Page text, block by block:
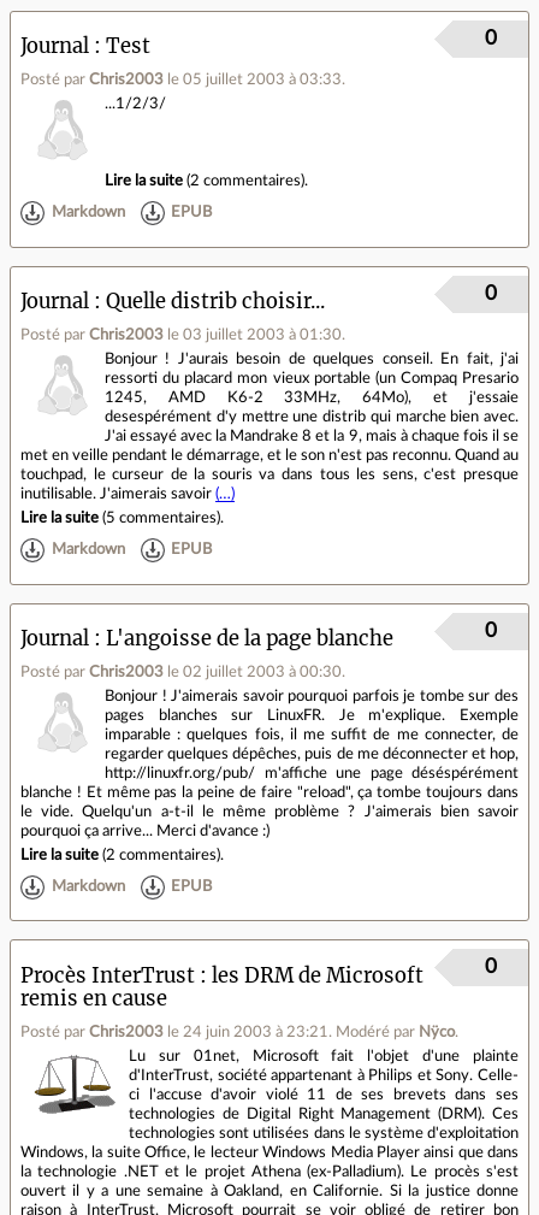
Journal Test
Posté par Chris2003 le 05 juillet 2003 à 03:33.
0
...1/2/3/
Lire la suite (2 commentaires).
Markdown EPUB
Journal Quelle distrib choisir...
Posté par Chris2003 le 03 juillet 2003 à 01:30.
0
Bonjour ! J'aurais besoin de quelques conseil. En fait, j'ai
ressorti du placard mon vieux portable (un Compaq Presario
1245, AMD K6-2 33MHz, 64Mo), et j'essaie
desespérément d'y mettre une distrib qui marche bien avec.
J'ai essayé avec la Mandrake 8 et la 9, mais à chaque fois il se
met en veille pendant le démarrage, et le son n'est pas reconnu. Quand au
touchpad, le curseur de la souris va dans tous les sens, c'est presque
inutilisable. J'aimerais savoir (…)
Lire la suite (5 commentaires).
Markdown EPUB
Journal L'angoisse de la page blanche
Posté par Chris2003 le 02 juillet 2003 à 00:30.
0
Bonjour ! J'aimerais savoir pourquoi parfois je tombe sur des
pages blanches sur LinuxFR. Je m'explique. Exemple
imparable : quelques fois, il me suffit de me connecter, de
regarder quelques dépêches, puis de me déconnecter et hop,
http://linuxfr.org/pub/ m'affiche une page déséspérément
blanche ! Et même pas la peine de faire "reload", ça tombe toujours dans
le vide. Quelqu'un a-t-il le même problème ? J'aimerais bien savoir
pourquoi ça arrive... Merci d'avance :)
Lire la suite (2 commentaires).
Markdown EPUB
Procès InterTrust : les DRM de Microsoft
remis en cause
Posté par Chris2003 le 24 juin 2003 à 23:21 . Modéré par Nÿco.
0
Lu sur 01net, Microsoft fait l'objet d'une plainte
d'InterTrust, société appartenant à Philips et Sony. Celle-
ci l'accuse d'avoir violé 11 de ses brevets dans ses
technologies de Digital Right Management (DRM). Ces
technologies sont utilisées dans le système d'exploitation
Windows, la suite Office, le lecteur Windows Media Player ainsi que dans
la technologie .NET et le projet Athena (ex-Palladium). Le procès s'est
ouvert il y a une semaine à Oakland, en Californie. Si la justice donne
raison à InterTrust, Microsoft pourrait se voir obligé de retirer bon